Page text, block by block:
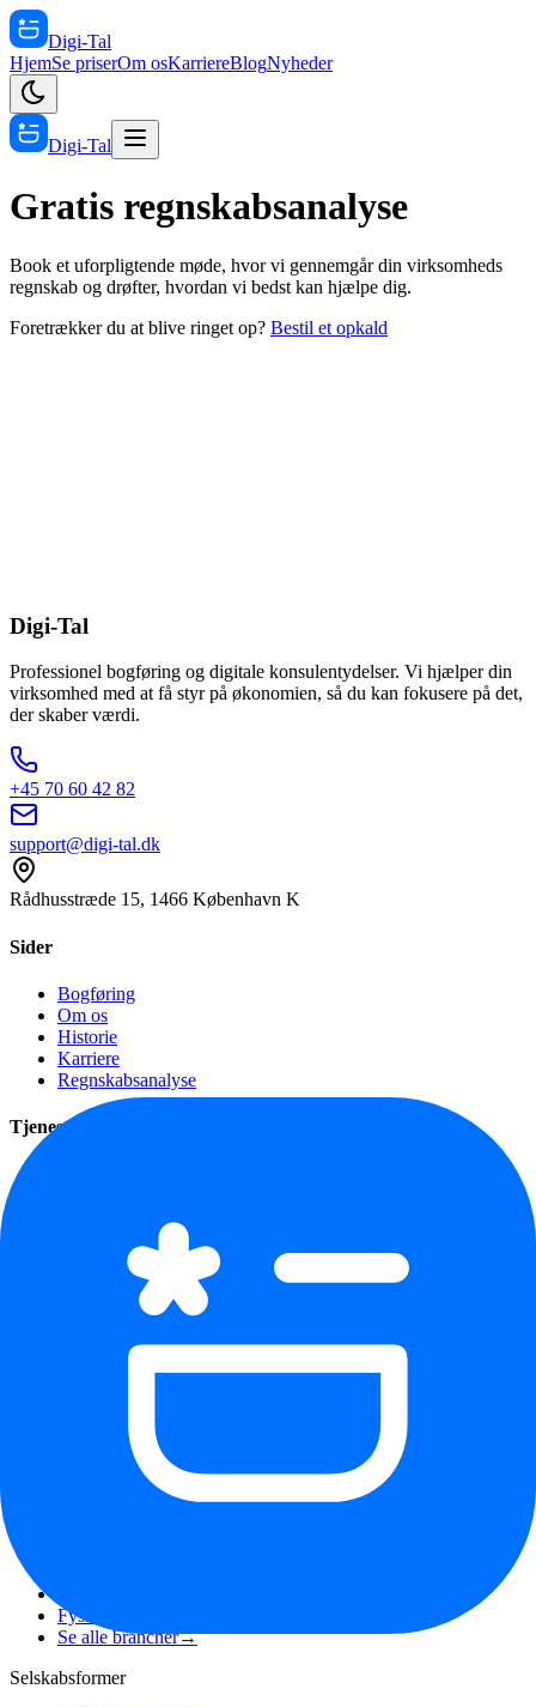
Digi-Tal
HjemSe priserOm osKarriereBlogNyheder
Digi-Tal
Gratis regnskabsanalyse
Book et uforpligtende møde, hvor vi gennemgår din virksomheds
regnskab og drøfter, hvordan vi bedst kan hjælpe dig.
Foretrækker du at blive ringet op? Bestil et opkald
Digi-Tal
Professionel bogføring og digitale konsulentydelser. Vi hjælper din
virksomhed med at få styr på økonomien, så du kan fokusere på det,
der skaber værdi.
+45 70 60 42 82
support@digi-tal.dk
Rådhusstræde 15, 1466 København K
Sider
Bogføring
Om os
Historie
Karriere
Regnskabsanalyse
Tjenester
Klar til at starte?
Få en gratis analyse af dit regnskab i dag.
IT-virksomheder og softwareudviklere
Detailhandel og butikker
Ejendomsmæglere
Fysioterapeuter
Se alle brancher→
Selskabsformer